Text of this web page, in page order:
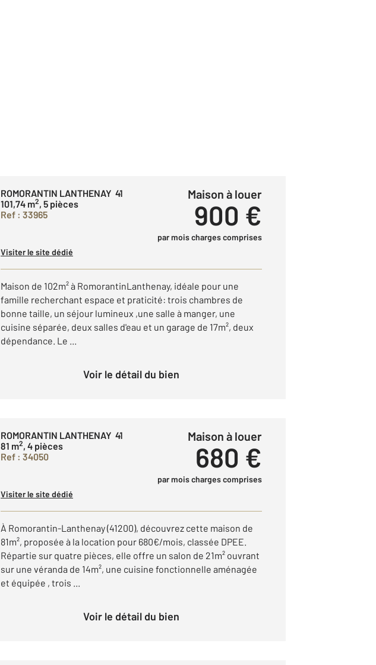
ROMORANTIN LANTHENAY 41
101,74 m2, 5 pièces
Ref : 33965
Maison à louer
900 €
par mois charges comprises
Visiter le site dédié
Maison de 102m² à RomorantinLanthenay, idéale pour une
famille recherchant espace et praticité: trois chambres de
bonne taille, un séjour lumineux ,une salle à manger, une
cuisine séparée, deux salles d'eau et un garage de 17m², deux
dépendance. Le ...
Voir le détail du bien
ROMORANTIN LANTHENAY 41
81 m2, 4 pièces
Ref : 34050
Maison à louer
680 €
par mois charges comprises
Visiter le site dédié
À Romorantin-Lanthenay (41200), découvrez cette maison de
81m², proposée à la location pour 680€/mois, classée DPEE.
Répartie sur quatre pièces, elle offre un salon de 21m² ouvrant
sur une véranda de 14m², une cuisine fonctionnelle aménagée
et équipée , trois ...
Voir le détail du bien